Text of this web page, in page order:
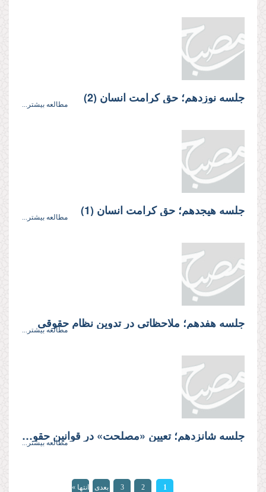
جلسه نوزدهم؛ حق كرامت انسان (2) مطالعه بیشتر...
جلسه هیجدهم؛ حق كرامت انسان (1) مطالعه بیشتر...
جلسه هفدهم؛ ملاحظاتى در تدوین نظام حقوقى
مطالعه بیشتر...
جلسه شانزدهم؛ تعیین «مصلحت» در قوانین حقوقی
مطالعه بیشتر...
1
2
3 بعدی انتها »